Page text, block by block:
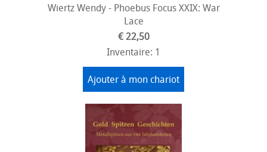
Wiertz Wendy - Phoebus Focus XXIX: War
Lace
€ 22,50
Inventaire: 1
Ajouter à mon chariot